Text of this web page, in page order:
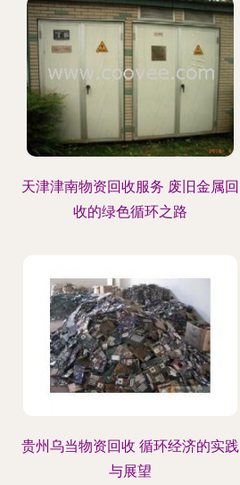
天津津南物资回收服务 废旧金属回
收的绿色循环之路
贵州乌当物资回收 循环经济的实践
与展望